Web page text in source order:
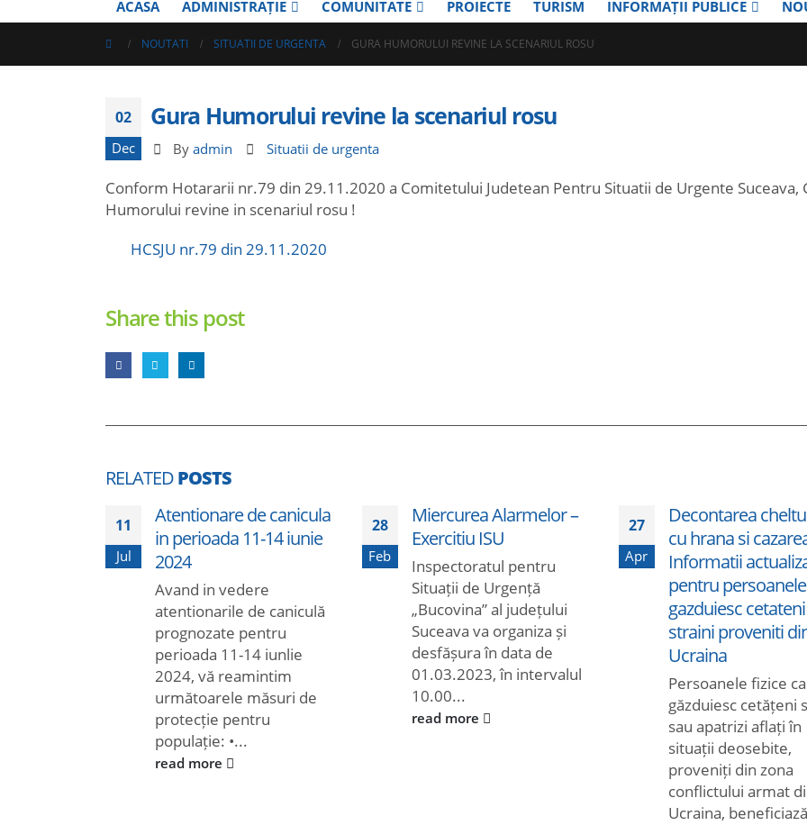
ACASA ADMINISTRAȚIE COMUNITATE PROIECTE TURISM INFORMAȚII PUBLICE
NOUTATI SITUATII DE URGENTA GURA HUMORULUI REVINE LA SCENARIUL ROSU
02
Dec
Gura Humorului revine la scenariul rosu
By admin Situatii de urgenta
Conform Hotararii nr.79 din 29.11.2020 a Comitetului Judetean Pentru Situatii de Urgente Suceava,
Humorului revine in scenariul rosu !
HCSJU nr.79 din 29.11.2020
Share this post
RELATEDPOSTS
11
Jul
Atentionare de canicula
in perioada 11-14 iunie
2024
Avand in vedere
atentionarile de caniculă
prognozate pentru
perioada 11-14 iunlie
2024, vă reamintim
următoarele măsuri de
protecție pentru
populație: •...
read more
28
Feb
Miercurea Alarmelor –
Exercitiu ISU
Inspectoratul pentru
Situații de Urgență
„Bucovina” al județului
Suceava va organiza și
desfășura în data de
01.03.2023, în intervalul
10.00...
read more
27
Apr
Decontarea
cu hrana si
Informatii
pentru
gazduiesc cetateni
straini proveniti
Ucraina
Persoanele fizice
găzduiesc cetățeni
sau apatrizi aflați în
situații deosebite,
proveniți din zona
conflictului armat
Ucraina,